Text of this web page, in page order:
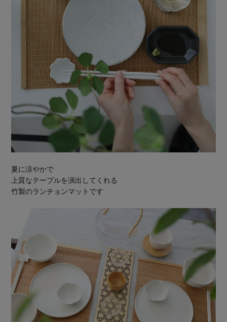
夏に涼やかで
上質なテーブルを演出してくれる
竹製のランチョンマットです